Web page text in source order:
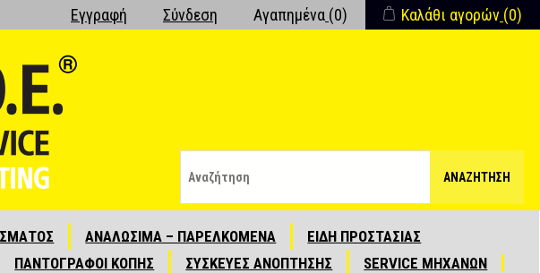
Εγγραφή Σύνδεση Αγαπημένα (0) Καλάθι αγορών (0)
ΑΝΑΖΉΤΗΣΗ
ΑΝΑΛΩΣΙΜΑ – ΠΑΡΕΛΚΟΜΕΝΑ
ΕΙΔΗ ΠΡΟΣΤΑΣΙΑΣ
ΠΑΝΤΟΓΡΑΦΟΙ ΚΟΠΗΣ ΣΥΣΚΕΥΕΣ ΑΝΟΠΤΗΣΗΣ SERVICE ΜΗΧΑΝΩΝ